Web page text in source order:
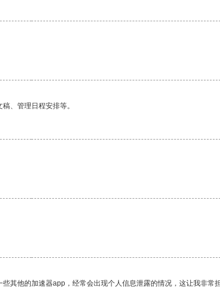
、管理日程安排等。
其他的加速器app，经常会出现个人信息泄露的情况，这让我非常担